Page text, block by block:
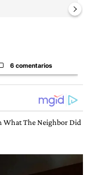
6 comentarios